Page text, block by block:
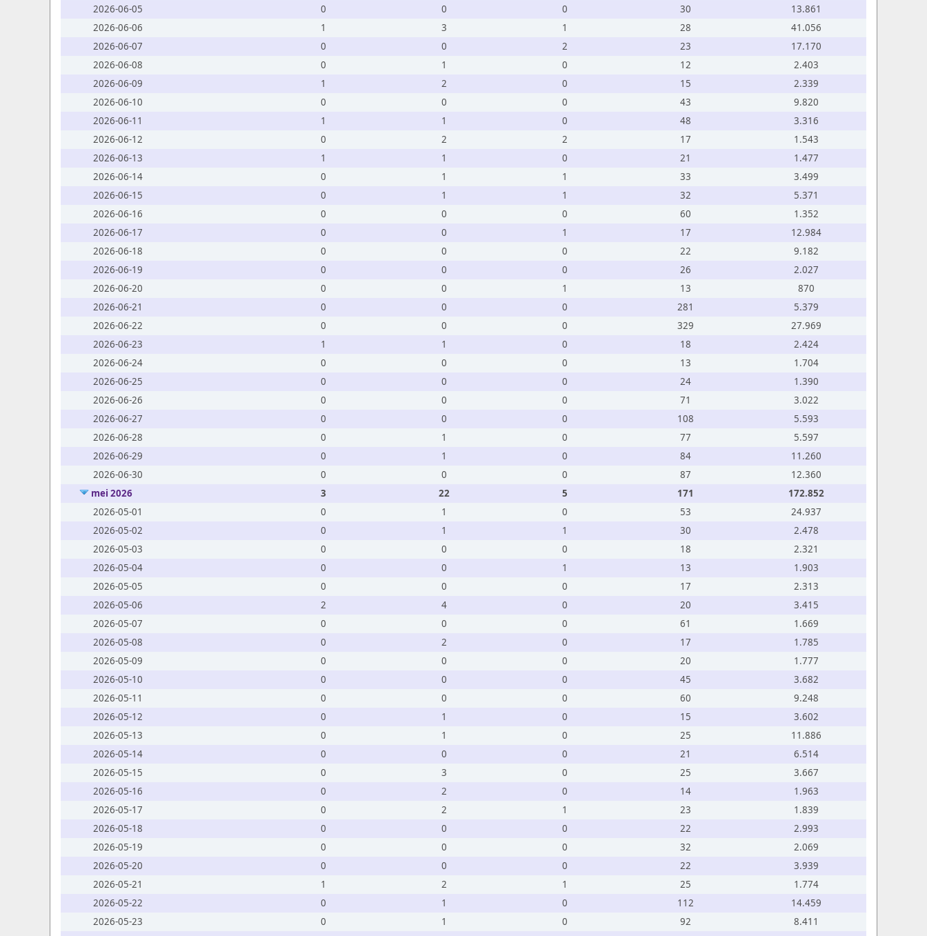
2026-06-05
0 0 0 30
13.861
2026-06-06
1 3 1 28
41.056
2026-06-07
0 0 2 23
17.170
2026-06-08
0 1 0 12
2.403
2026-06-09
1 2 0 15
2.339
2026-06-10
0 0 0 43
9.820
2026-06-11
1 1 0 48
3.316
2026-06-12
0 2 2 17
1.543
2026-06-13
1 1 0 21
1.477
2026-06-14
0 1 1 33
3.499
2026-06-15
0 1 1 32
5.371
2026-06-16
0 0 0 60
1.352
2026-06-17
0 0 1 17
12.984
2026-06-18
0 0 0 22
9.182
2026-06-19
0 0 0 26
2.027
2026-06-20
0 0 1 13
870
2026-06-21
0 0 0 281
5.379
2026-06-22
0 0 0 329
27.969
2026-06-23
1 1 0 18
2.424
2026-06-24
0 0 0 13
1.704
2026-06-25
0 0 0 24
1.390
2026-06-26
0 0 0 71
3.022
2026-06-27
0 0 0 108
5.593
2026-06-28
0 1 0 77
5.597
2026-06-29
0 1 0 84
11.260
2026-06-30
0 0 0 87
12.360
mei 2026
3 22 5 171
172.852
2026-05-01
0 1 0 53
24.937
2026-05-02
0 1 1 30
2.478
2026-05-03
0 0 0 18
2.321
2026-05-04
0 0 1 13
1.903
2026-05-05
0 0 0 17
2.313
2026-05-06
2 4 0 20
3.415
2026-05-07
0 0 0 61
1.669
2026-05-08
0 2 0 17
1.785
2026-05-09
0 0 0 20
1.777
2026-05-10
0 0 0 45
3.682
2026-05-11
0 0 0 60
9.248
2026-05-12
0 1 0 15
3.602
2026-05-13
0 1 0 25
11.886
2026-05-14
0 0 0 21
6.514
2026-05-15
0 3 0 25
3.667
2026-05-16
0 2 0 14
1.963
2026-05-17
0 2 1 23
1.839
2026-05-18
0 0 0 22
2.993
2026-05-19
0 0 0 32
2.069
2026-05-20
0 0 0 22
3.939
2026-05-21
1 2 1 25
1.774
2026-05-22
0 1 0 112
14.459
2026-05-23
0 1 0 92
8.411